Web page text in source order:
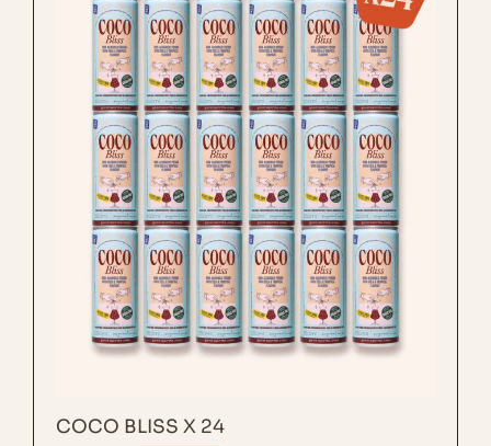
COCO BLISS X 24